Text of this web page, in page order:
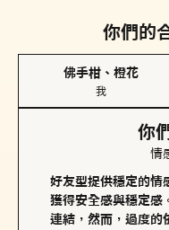
你們的
佛手柑、橙花
我
你
情
好友型提供穩定的情
獲得安全感與穩定感
連結，然而，過度的